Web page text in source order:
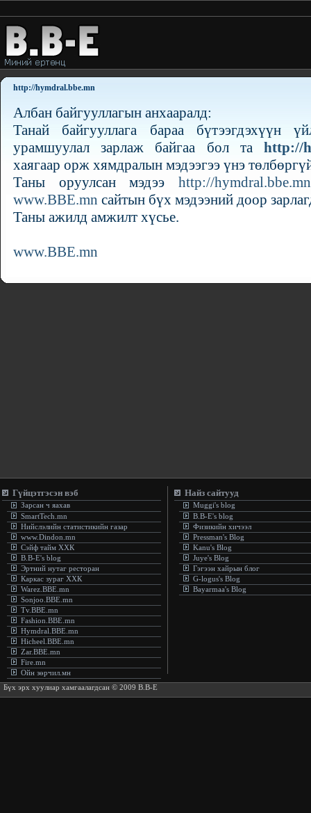
http://hymdral.bbe.mn
Албан байгууллагын анхааралд:
Танай байгууллага бараа бүтээгдэхүүн
урамшуулал зарлаж байгаа бол та http://
хаягаар орж хямдралын мэдээгээ үнэ
Таны оруулсан мэдээ http://hymdral.bbe.mn
www.BBE.mn сайтын бүх мэдээний доор
Таны ажилд амжилт хүсье.
www.BBE.mn
Гүйцэтгэсэн вэб
Зарсан ч яахав
SmartTech.mn
Нийслэлийн статистикийн газар
www.Dindon.mn
Сэйф тайм ХХК
B.B-E's blog
Эртний нутаг ресторан
Каркас зураг ХХК
Warez.BBE.mn
Sonjoo.BBE.mn
Tv.BBE.mn
Fashion.BBE.mn
Hymdral.BBE.mn
Hicheel.BBE.mn
Zar.BBE.mn
Fire.mn
Ойн зөрчил.мн
Найз сайтууд
Muggi's blog
B.B-E's blog
Физикийн хичээл
Pressman's Blog
Kanu's Blog
Juye's Blog
Гэгээн хайрын блог
G-logus's Blog
Bayarmaa's Blog
Бүх эрх хуулиар хамгаалагдсан © 2009 B.B-E